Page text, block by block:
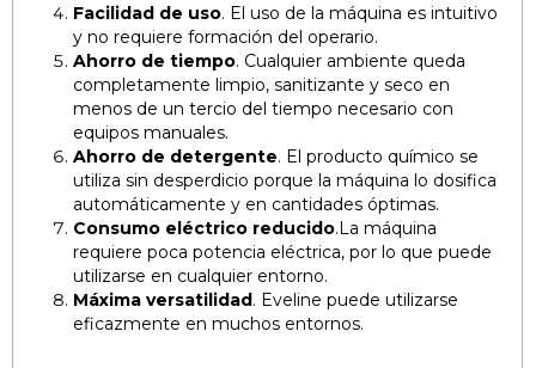
Facilidad de uso. El uso de la máquina es intuitivo
y no requiere formación del operario.
Ahorro de tiempo. Cualquier ambiente queda
completamente limpio, sanitizante y seco en
menos de un tercio del tiempo necesario con
equipos manuales.
Ahorro de detergente. El producto químico se
utiliza sin desperdicio porque la máquina lo dosifica
automáticamente y en cantidades óptimas.
Consumo eléctrico reducido.La máquina
requiere poca potencia eléctrica, por lo que puede
utilizarse en cualquier entorno.
Máxima versatilidad. Eveline puede utilizarse
eficazmente en muchos entornos.